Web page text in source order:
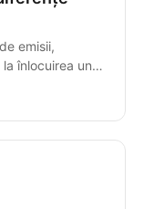
emisii,
înlocuirea unui